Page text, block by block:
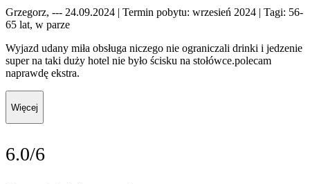
Grzegorz, --- 24.09.2024 | Termin pobytu: wrzesień 2024 | Tagi: 56-
65 lat, w parze
Wyjazd udany miła obsługa niczego nie ograniczali drinki i jedzenie
super na taki duży hotel nie było ścisku na stołówce.polecam
naprawdę ekstra.
Więcej
6.0/6